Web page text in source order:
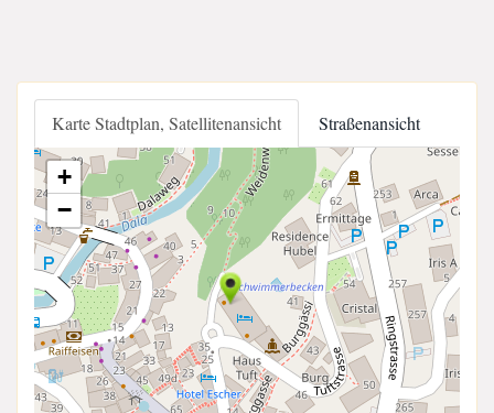
Karte Stadtplan, Satellitenansicht Straßenansicht
+
−